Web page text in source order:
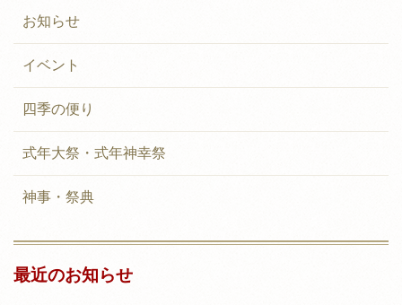
ー
シ
ョ
ン
お知らせ
イベント
四季の便り
式年大祭・式年神幸祭
神事・祭典
最近のお知らせ